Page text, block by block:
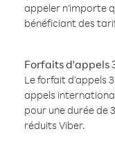
appeler n'importe
bénéficiant des
Forfaits d'appels
Le forfait d'appels
appels
pour une durée de
réduits Viber.